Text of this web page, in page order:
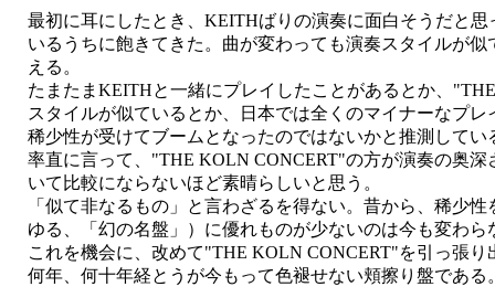
最初に耳にしたとき、KEITHばりの演奏に面白そうだと
いるうちに飽きてきた。曲が変わっても演奏スタイルが
える。
たまたまKEITHと一緒にプレイしたことがあるとか、
スタイルが似ているとか、日本では全くのマイナーなプ
稀少性が受けてブームとなったのではないかと推測してい
率直に言って、"THE KOLN CONCERT"の方が演奏の奥
いて比較にならないほど素晴らしいと思う。
「似て非なるもの」と言わざるを得ない。昔から、稀少
ゆる、「幻の名盤」）に優れものが少ないのは今も変わら
これを機会に、改めて"THE KOLN CONCERT"を引っ張
何年、何十年経とうが今もって色褪せない頬擦り盤で